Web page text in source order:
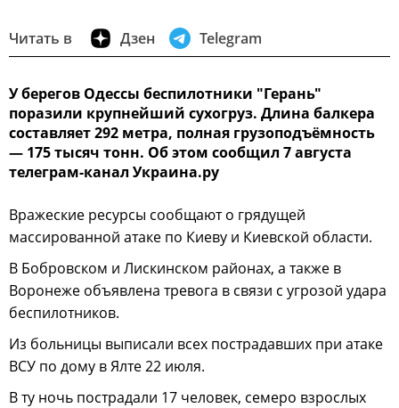
Читать в Дзен Telegram
У берегов Одессы беспилотники "Герань"
поразили крупнейший сухогруз. Длина балкера
составляет 292 метра, полная грузоподъёмность
— 175 тысяч тонн. Об этом сообщил 7 августа
телеграм-канал Украина.ру
Вражеские ресурсы сообщают о грядущей
массированной атаке по Киеву и Киевской области.
В Бобровском и Лискинском районах, а также в
Воронеже объявлена тревога в связи с угрозой удара
беспилотников.
Из больницы выписали всех пострадавших при атаке
ВСУ по дому в Ялте 22 июля.
В ту ночь пострадали 17 человек, семеро взрослых